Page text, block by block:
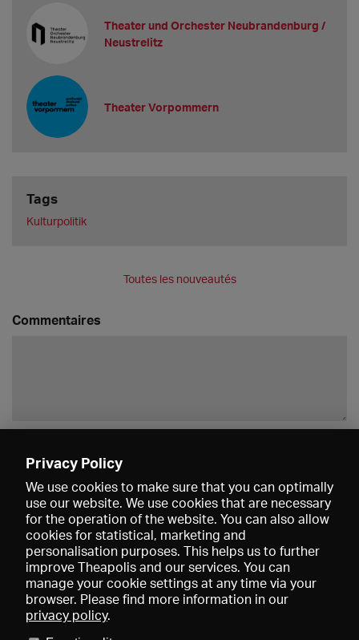
Theater und Orchester Neubrandenburg /
Neustrelitz
Theater Vorpommern
Tags
Kulturpolitik
Toutes les nouveautés
Commentaires
Privacy Policy
We use cookies to make sure that you can optimally
use our website. We use cookies that are necessary
for the operation of the website. You can also allow
cookies for statistical, marketing and
personalisation purposes. This helps us to further
improve Theapolis and our services. You can
manage your cookie settings at any time via your
browser. Please find more information in our
privacy policy.